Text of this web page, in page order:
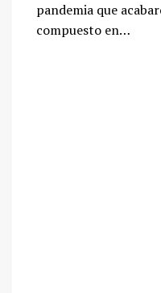
pandemia que
compuesto en…